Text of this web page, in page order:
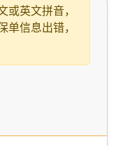
或英文拼音，
单信息出错，